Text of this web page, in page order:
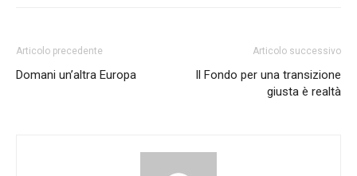
Articolo precedente
Domani un’altra Europa
Articolo successivo
Il Fondo per una transizione
giusta è realtà